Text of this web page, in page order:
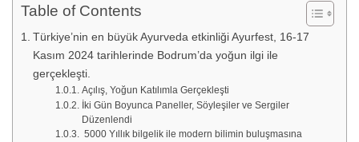
Table of Contents
Türkiye’nin en büyük Ayurveda etkinliği Ayurfest, 16-17
Kasım 2024 tarihlerinde Bodrum’da yoğun ilgi ile
gerçekleşti.
Açılış, Yoğun Katılımla Gerçekleşti
İki Gün Boyunca Paneller, Söyleşiler ve Sergiler
Düzenlendi
5000 Yıllık bilgelik ile modern bilimin buluşmasına